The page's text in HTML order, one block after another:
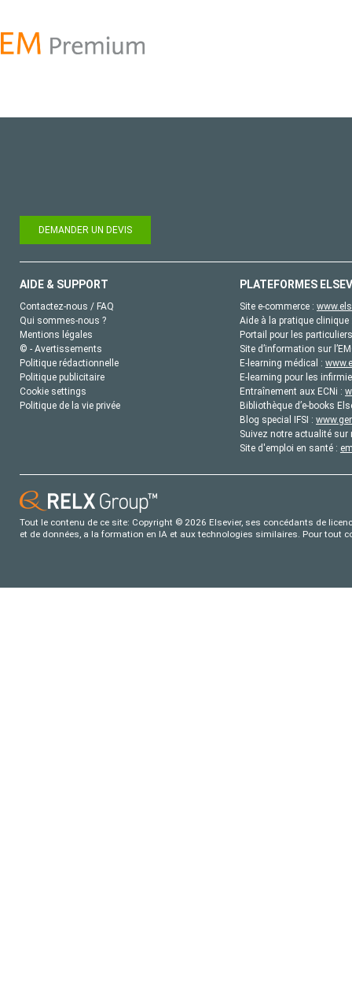
DEMANDER UN DEVIS
AIDE & SUPPORT
Contactez-nous / FAQ
Qui sommes-nous ?
Mentions légales
© - Avertissements
Politique rédactionnelle
Politique publicitaire
Cookie settings
Politique de la vie privée
PLATEFORMES
Site e-commerce :
Aide à la pratique
Portail pour les
Site d’information sur
E-learning médical :
E-learning pour les
Entraînement aux ECNi :
Bibliothèque d’e-books
Blog special IFSI :
Suivez notre actualité sur
Site d'emploi en santé :
Tout le contenu de ce site: Copyright © 2026 Elsevier, ses concédants de
et de données, a la formation en IA et aux technologies similaires. Pour tout